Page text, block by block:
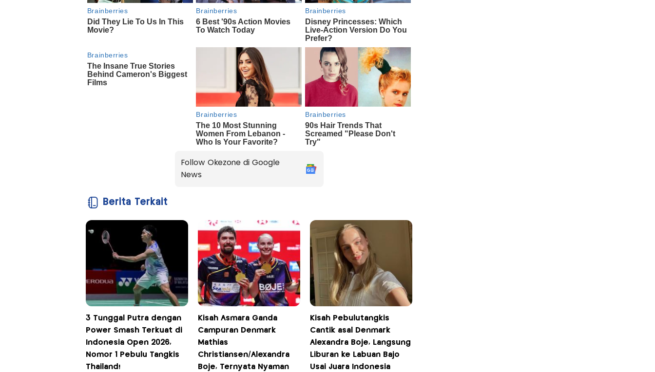
Follow Okezone di Google
News
Berita Terkait
3 Tunggal Putra dengan
Power Smash Terkuat di
Indonesia Open 2026,
Nomor 1 Pebulu Tangkis
Thailand!
Kisah Asmara Ganda
Campuran Denmark
Mathias
Christiansen/Alexandra
Boje, Ternyata Nyaman
Kisah Pebulutangkis
Cantik asal Denmark
Alexandra Boje, Langsung
Liburan ke Labuan Bajo
Usai Juara Indonesia